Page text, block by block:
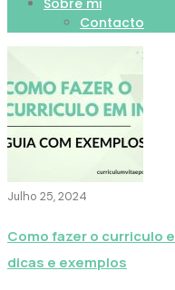
Sobre mi
Contacto
Julho 25, 2024
Como fazer o curriculo
dicas e exemplos